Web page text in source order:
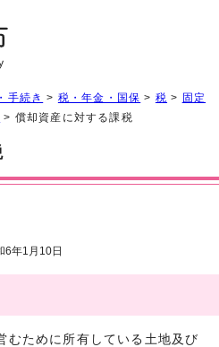
手続き > 税・年金・国保 > 税 > 固定
> 償却資産に対する課税
年1月10日
ために所有している土地及び